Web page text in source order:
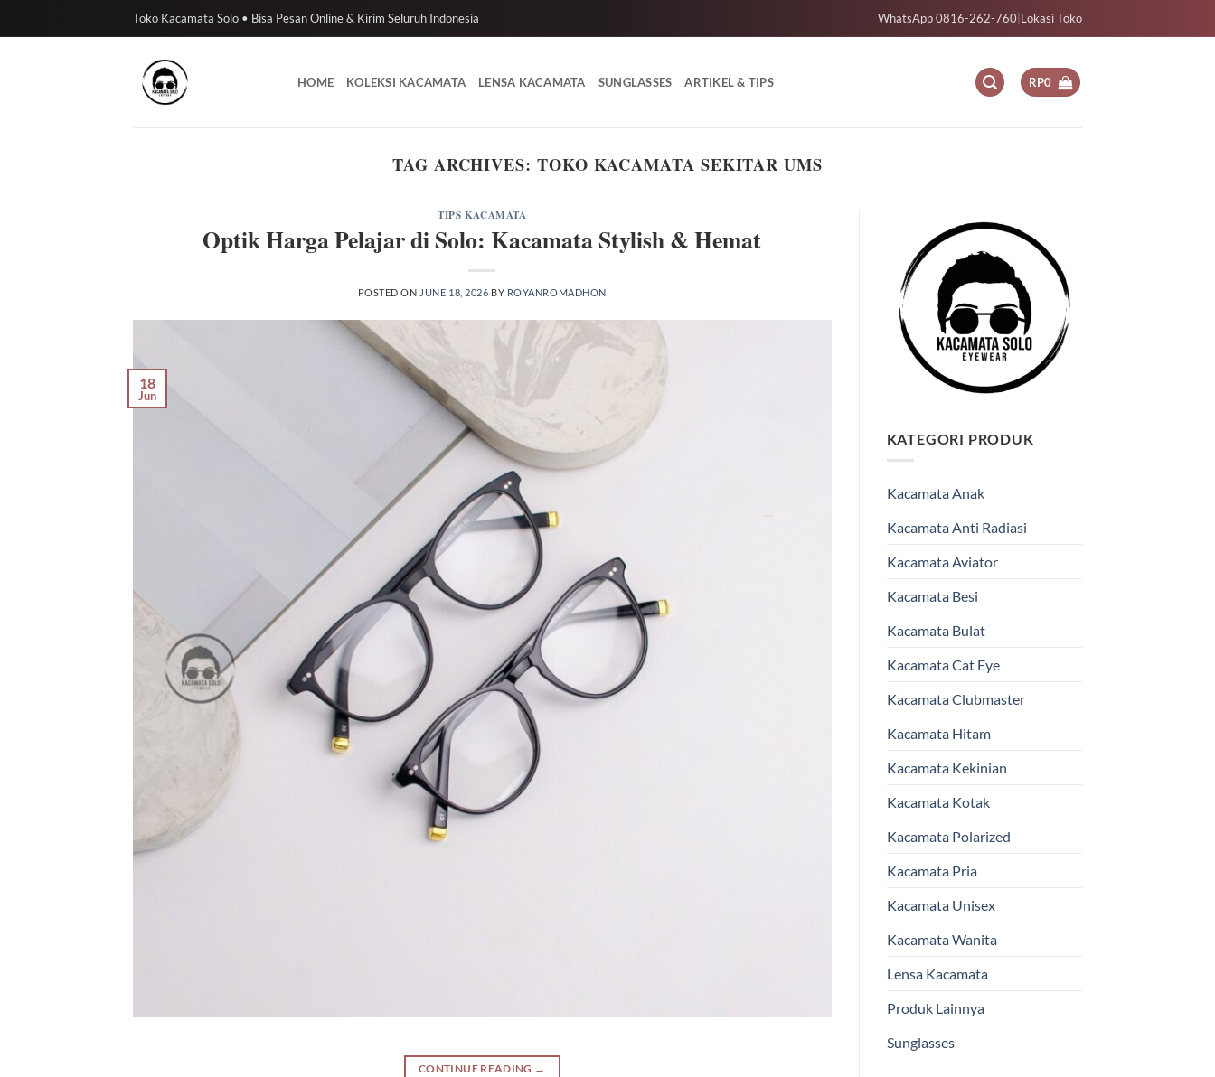
to
Toko Kacamata Solo • Bisa Pesan Online & Kirim Seluruh Indonesia WhatsApp 0816-262-760 Lokasi Toko
HOME KOLEKSI KACAMATA LENSA KACAMATA SUNGLASSES ARTIKEL & TIPS RP0
TAG ARCHIVES: TOKO KACAMATA SEKITAR UMS
TIPS KACAMATA
Optik Harga Pelajar di Solo: Kacamata Stylish & Hemat
POSTED ON JUNE 18, 2026 BY ROYANROMADHON
18
Jun
CONTINUE READING →
KATEGORI PRODUK
Kacamata Anak
Kacamata Anti Radiasi
Kacamata Aviator
Kacamata Besi
Kacamata Bulat
Kacamata Cat Eye
Kacamata Clubmaster
Kacamata Hitam
Kacamata Kekinian
Kacamata Kotak
Kacamata Polarized
Kacamata Pria
Kacamata Unisex
Kacamata Wanita
Lensa Kacamata
Produk Lainnya
Sunglasses